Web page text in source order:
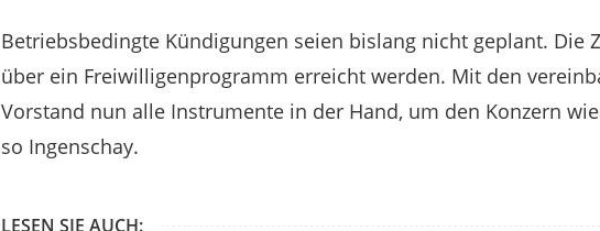
Betriebsbedingte Kündigungen seien bislang nicht geplant. Die
über ein Freiwilligenprogramm erreicht werden. Mit den
Vorstand nun alle Instrumente in der Hand, um den Konzern
so Ingenschay.
LESEN SIE AUCH: